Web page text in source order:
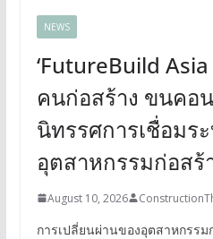
NEWS
‘FutureBuild
คนก่อสร้าง ขนคอ
นิทรรศการเชื่อมร
อุตสาหกรรมก่อสร้
August 10, 2026
การเปลี่ยนผ่านของอุตสาหกรร